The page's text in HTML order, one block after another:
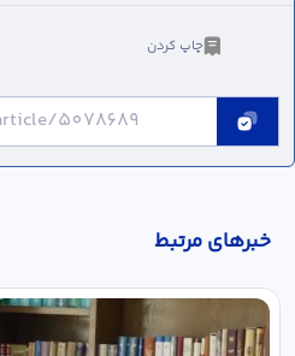
چاپ کردن
خبر‌های مرتبط